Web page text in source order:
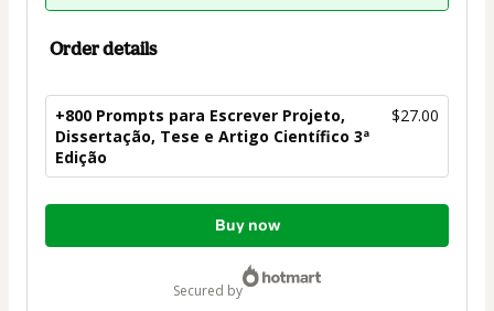
Order details
+800 Prompts para Escrever Projeto,
Dissertação, Tese e Artigo Científico 3ª
Edição
$27.00
Total
Buy now
secured by